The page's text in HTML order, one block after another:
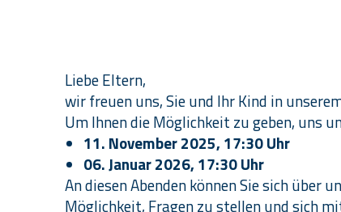
Liebe Eltern,
wir freuen uns, Sie und Ihr Kind in
Um Ihnen die Möglichkeit zu geben, uns
11. November 2025, 17:30 Uhr
06. Januar 2026, 17:30 Uhr
An diesen Abenden können Sie sich über
Möglichkeit, Fragen zu stellen und sich